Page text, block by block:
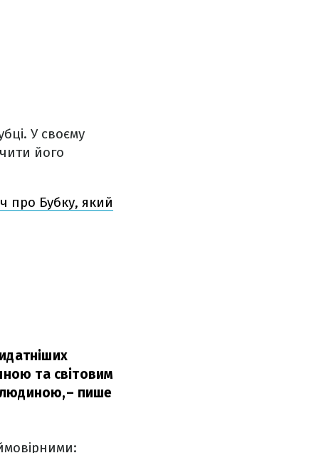
У своєму
його
про Бубку, який
та світовим
людиною,– пише